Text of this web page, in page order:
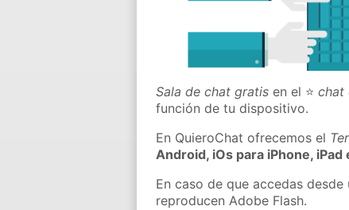
Sala de chat gratis en el ⭐chat
función de tu dispositivo.
En QuieroChat ofrecemos el
Android, iOs para iPhone, iPad
En caso de que accedas
reproducen Adobe Flash.